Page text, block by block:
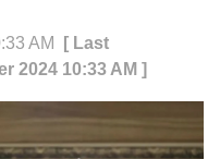
AM
[ Last
2024 10:33 AM ]